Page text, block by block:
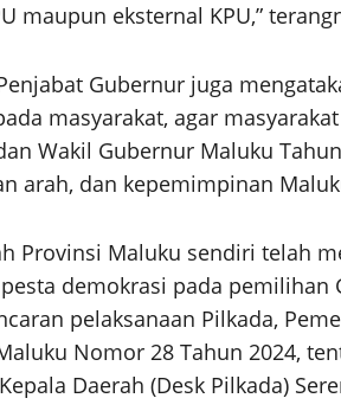
maupun eksternal KPU,”
Gubernur juga
masyarakat, agar
Wakil Gubernur Maluku
arah, dan kepemimpinan
Provinsi Maluku sendiri telah
demokrasi pada
pelaksanaan Pilkada,
Nomor 28 Tahun 2024,
Daerah (Desk Pilkada)